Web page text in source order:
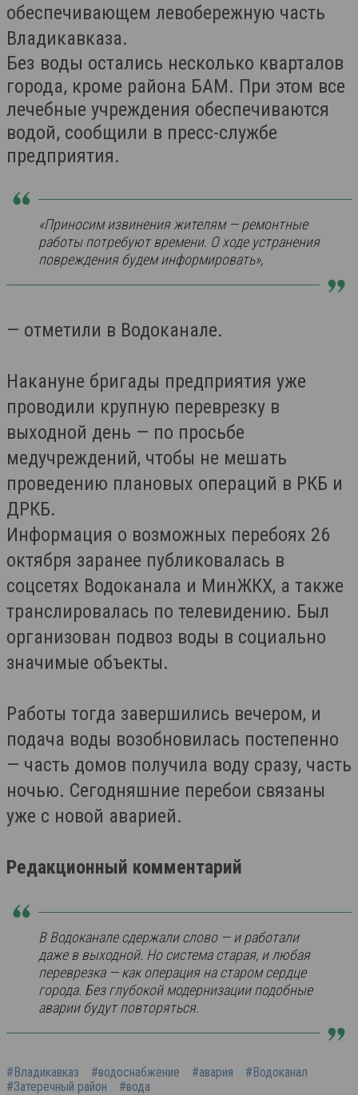
обеспечивающем левобережную часть
Владикавказа.
Без воды остались несколько кварталов
города, кроме района БАМ. При этом все
лечебные учреждения обеспечиваются
водой, сообщили в пресс-службе
предприятия.
«Приносим извинения жителям — ремонтные
работы потребуют времени. О ходе устранения
повреждения будем информировать»,
— отметили в Водоканале.
Накануне бригады предприятия уже
проводили крупную переврезку в
выходной день — по просьбе
медучреждений, чтобы не мешать
проведению плановых операций в РКБ и
ДРКБ.
Информация о возможных перебоях 26
октября заранее публиковалась в
соцсетях Водоканала и МинЖКХ, а также
транслировалась по телевидению. Был
организован подвоз воды в социально
значимые объекты.
Работы тогда завершились вечером, и
подача воды возобновилась постепенно
— часть домов получила воду сразу, часть
ночью. Сегодняшние перебои связаны
уже с новой аварией.
Редакционный комментарий
В Водоканале сдержали слово — и работали
даже в выходной. Но система старая, и любая
переврезка — как операция на старом сердце
города. Без глубокой модернизации подобные
аварии будут повторяться.
#Владикавказ #водоснабжение #авария
#Водоканал
#Затеречный район
#вода